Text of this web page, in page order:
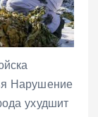
Нарушение
ухудшит